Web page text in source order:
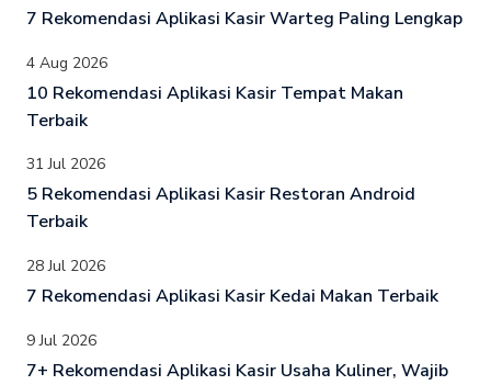
7 Rekomendasi Aplikasi Kasir Warteg Paling Lengkap
4 Aug 2026
10 Rekomendasi Aplikasi Kasir Tempat Makan
Terbaik
31 Jul 2026
5 Rekomendasi Aplikasi Kasir Restoran Android
Terbaik
28 Jul 2026
7 Rekomendasi Aplikasi Kasir Kedai Makan Terbaik
9 Jul 2026
7+ Rekomendasi Aplikasi Kasir Usaha Kuliner, Wajib